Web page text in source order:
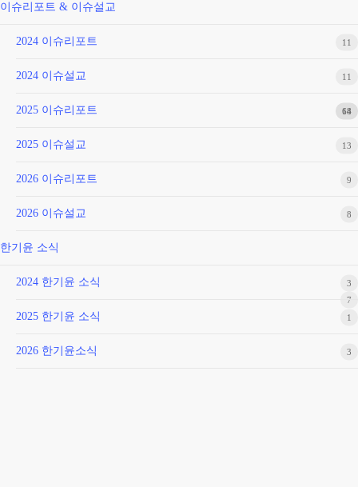
이슈리포트 & 이슈설교
68
2024 이슈리포트 11
2024 이슈설교 11
2025 이슈리포트 14
2025 이슈설교 13
2026 이슈리포트 9
2026 이슈설교 8
한기윤 소식
7
2024 한기윤 소식 3
2025 한기윤 소식 1
2026 한기윤소식 3